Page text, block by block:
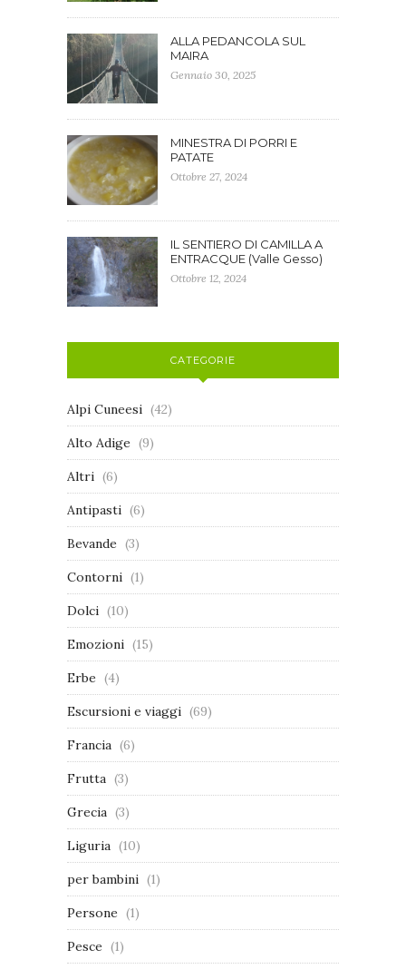
ALLA PEDANCOLA SUL
MAIRA
Gennaio 30, 2025
MINESTRA DI PORRI E
PATATE
Ottobre 27, 2024
IL SENTIERO DI CAMILLA A
ENTRACQUE (Valle Gesso)
Ottobre 12, 2024
CATEGORIE
Alpi Cuneesi (42)
Alto Adige (9)
Altri (6)
Antipasti (6)
Bevande (3)
Contorni (1)
Dolci (10)
Emozioni (15)
Erbe (4)
Escursioni e viaggi (69)
Francia (6)
Frutta (3)
Grecia (3)
Liguria (10)
per bambini (1)
Persone (1)
Pesce (1)